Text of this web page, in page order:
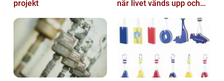
projekt
när livet vänds upp och